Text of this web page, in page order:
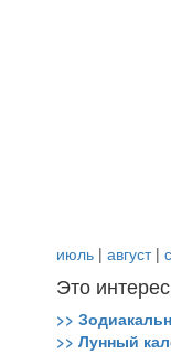
июль| август|
Это
>>
>> Лунный